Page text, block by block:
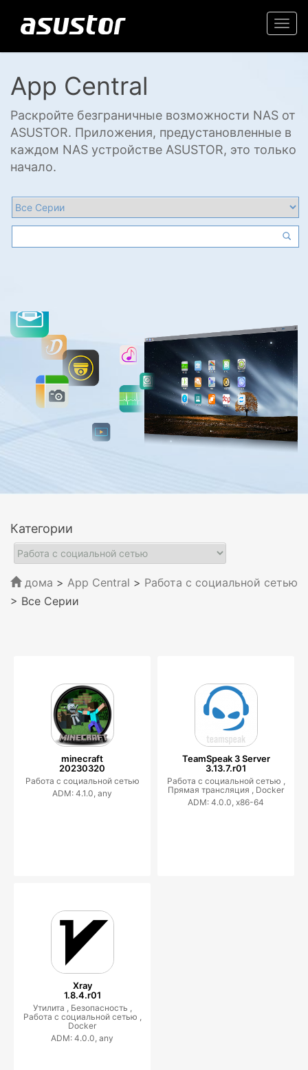
App Central
Раскройте безграничные возможности NAS от
ASUSTOR. Приложения, предустановленные в
каждом NAS устройстве ASUSTOR, это только
начало.
Категории
дома > App Central > Работа с социальной сетью
> Все Серии
minecraft
20230320
Работа с социальной сетью
ADM: 4.1.0, any
TeamSpeak 3 Server
3.13.7.r01
Работа с социальной сетью ,
Прямая трансляция , Docker
ADM: 4.0.0, x86-64
Xray
1.8.4.r01
Утилита , Безопасность ,
Работа с социальной сетью ,
Docker
ADM: 4.0.0, any